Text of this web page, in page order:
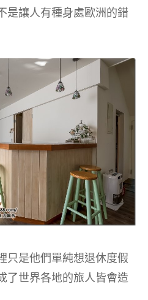
是讓人有種身處歐洲的錯
只是他們單純想退休度假
了世界各地的旅人皆會造